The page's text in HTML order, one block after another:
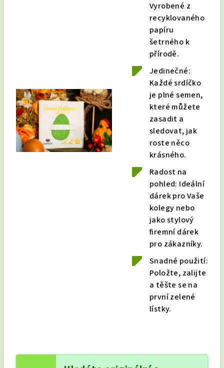
Vyrobené z
recyklovaného
papíru
šetrného k
přírodě.
Jedinečné:
Každé srdíčko
je plné semen,
které můžete
zasadit a
sledovat, jak
roste něco
krásného.
Radost na
pohled: Ideální
dárek pro Vaše
kolegy nebo
jako stylový
firemní dárek
pro zákazníky.
Snadné použití:
Položte, zalijte
a těšte se na
první zelené
lístky.